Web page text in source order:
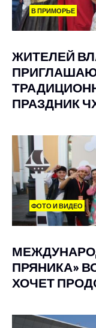
В ПРИМОРЬЕ
ЖИТЕЛЕЙ
ПРАЗДНИК
ФОТО И ВИДЕО
ПРЯНИКА»
ХОЧЕТ